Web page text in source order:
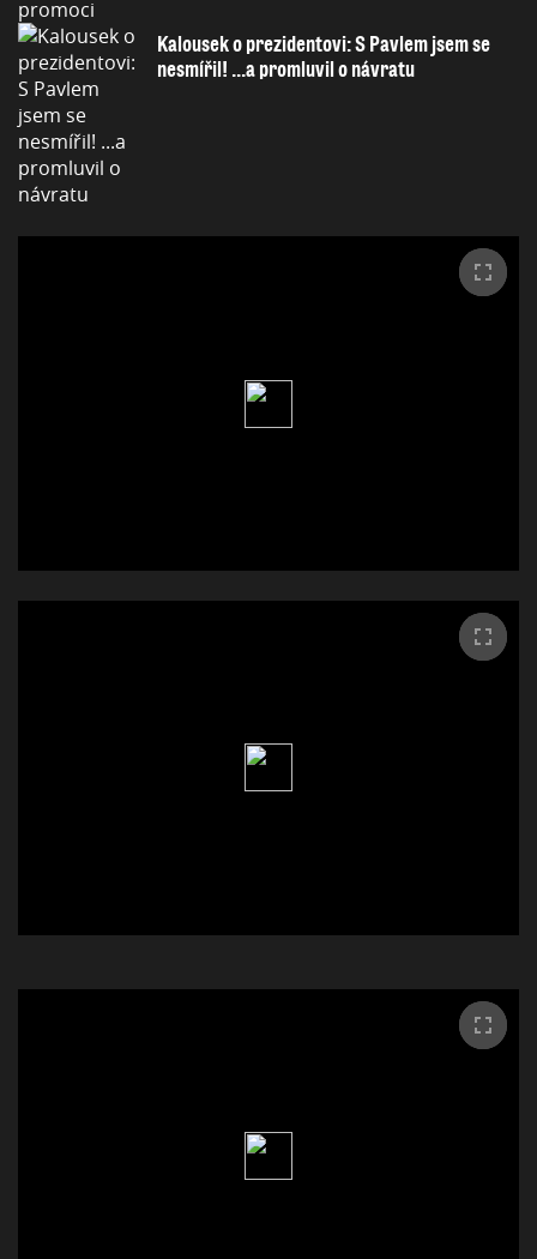
Kalousek o prezidentovi: S Pavlem jsem se
nesmířil! ...a promluvil o návratu